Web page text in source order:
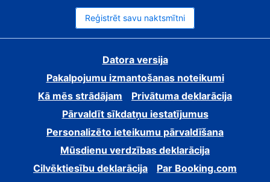
Reģistrēt savu naktsmītni
Datora versija
Pakalpojumu izmantošanas noteikumi
Kā mēs strādājam
Privātuma deklarācija
Pārvaldīt sīkdatņu iestatījumus
Personalizēto ieteikumu pārvaldīšana
Mūsdienu verdzības deklarācija
Cilvēktiesību deklarācija
Par Booking.com